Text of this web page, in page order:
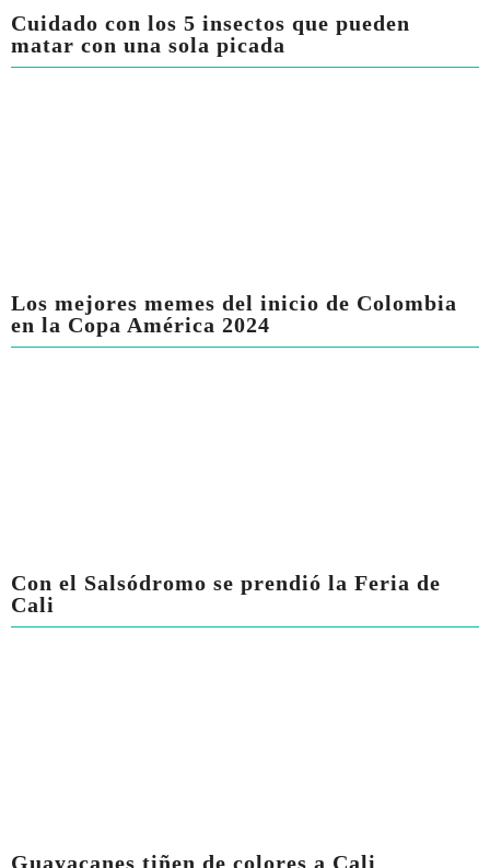
Cuidado con los 5 insectos que pueden
matar con una sola picada
Los mejores memes del inicio de Colombia
en la Copa América 2024
Con el Salsódromo se prendió la Feria de
Cali
Guayacanes tiñen de colores a Cali